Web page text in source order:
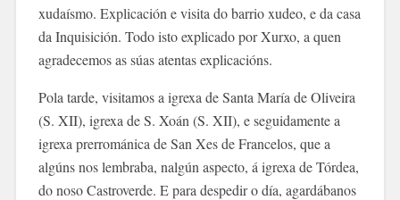
xudaísmo. Explicación e visita do barrio xudeo, e da casa
da Inquisición. Todo isto explicado por Xurxo, a quen
agradecemos as súas atentas explicacións.
Pola tarde, visitamos a igrexa de Santa María de Oliveira
(S. XII), igrexa de S. Xoán (S. XII), e seguidamente a
igrexa prerrománica de San Xes de Francelos, que a
algúns nos lembraba, nalgún aspecto, á igrexa de Tórdea,
do noso Castroverde. E para despedir o día, agardábanos